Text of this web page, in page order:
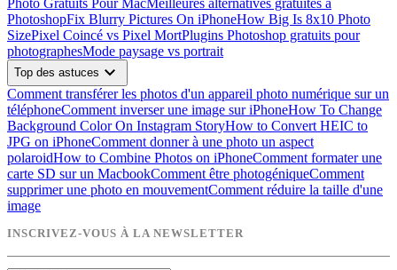
Photo Gratuits Pour MacMeilleures alternatives gratuites à
PhotoshopFix Blurry Pictures On iPhoneHow Big Is 8x10 Photo
SizePixel Coincé vs Pixel MortPlugins Photoshop gratuits pour
photographesMode paysage vs portrait
Top des astuces expand_more
Comment transférer les photos d'un appareil photo numérique sur un
téléphoneComment inverser une image sur iPhoneHow To Change
Background Color On Instagram StoryHow to Convert HEIC to
JPG on iPhoneComment donner à une photo un aspect
polaroidHow to Combine Photos on iPhoneComment formater une
carte SD sur un MacbookComment être photogéniqueComment
supprimer une photo en mouvementComment réduire la taille d'une
image
INSCRIVEZ-VOUS À LA NEWSLETTER